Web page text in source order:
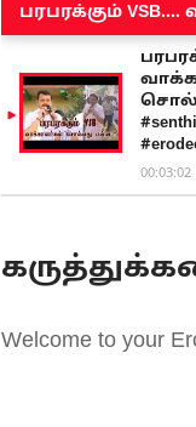
00:03:02
Welcome to your